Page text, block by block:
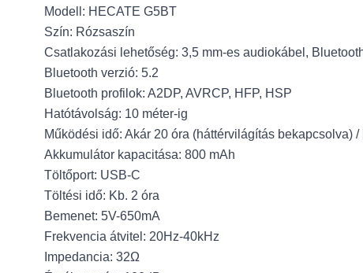
Modell: HECATE G5BT
Szín: Rózsaszín
Csatlakozási lehetőség: 3,5 mm-es audiokábel,
Bluetooth verzió: 5.2
Bluetooth profilok: A2DP, AVRCP, HFP, HSP
Hatótávolság: 10 méter-ig
Működési idő: Akár 20 óra (háttérvilágítás bekapcsolva)
Akkumulátor kapacitása: 800 mAh
Töltőport: USB-C
Töltési idő: Kb. 2 óra
Bemenet: 5V-650mA
Frekvencia átvitel: 20Hz-40kHz
Impedancia: 32Ω